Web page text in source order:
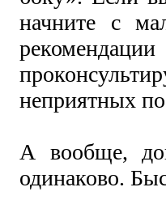
начните с
неприятных
А вообще,
одинаково.